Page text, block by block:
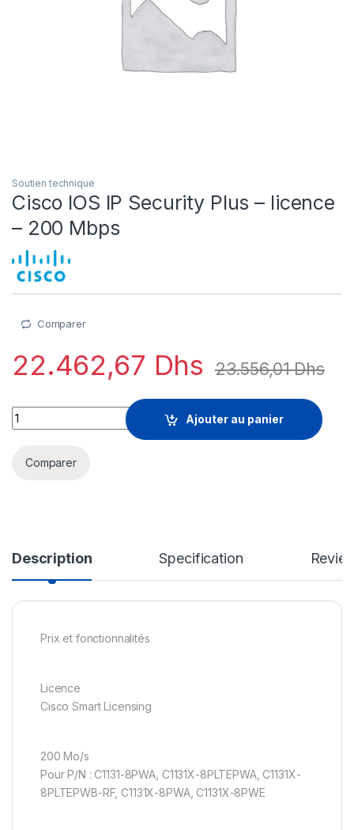
Soutien technique
Cisco IOS IP Security Plus – licence
– 200 Mbps
Comparer
22.462,67 Dhs 23.556,01Dhs
Cisco IOS IP Security Plus - licence - 200 Mbps quantity
Ajouter au panier
Comparer
Description Specification
Prix et fonctionnalités
Licence
Cisco Smart Licensing
200 Mo/s
Pour P/N : C1131-8PWA, C1131X-8PLTEPWA, C1131X-
8PLTEPWB-RF, C1131X-8PWA, C1131X-8PWE